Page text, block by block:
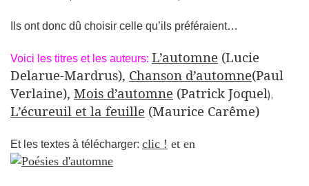
Ils ont donc dû choisir celle qu’ils préféraient…
Voici les titres et les auteurs: L’automne (Lucie
Delarue-Mardrus), Chanson d’automne(Paul
Verlaine), Mois d’automne (Patrick Joquel),
L’écureuil et la feuille (Maurice Carême)
Et les textes à télécharger: clic ! et en